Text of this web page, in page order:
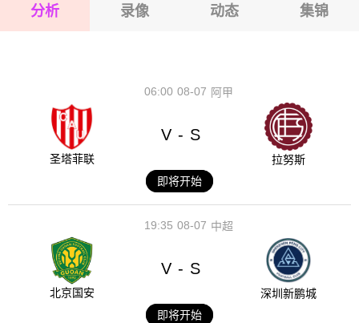
分析 录像 动态 集锦
08-07
06:00 阿甲
圣塔菲联
V - S
拉努斯
即将开始
08-07
19:35 中超
北京国安
V - S
深圳新鹏城
即将开始